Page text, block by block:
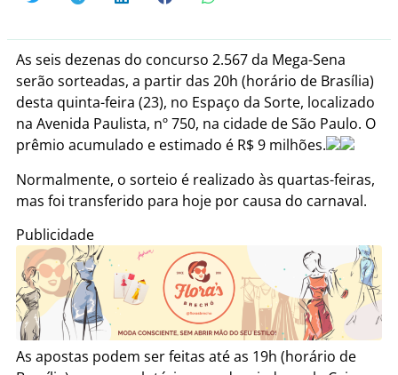
As seis dezenas do concurso 2.567 da Mega-Sena
serão sorteadas, a partir das 20h (horário de Brasília)
desta quinta-feira (23), no Espaço da Sorte, localizado
na Avenida Paulista, nº 750, na cidade de São Paulo. O
prêmio acumulado e estimado é R$ 9 milhões.
Normalmente, o sorteio é realizado às quartas-feiras,
mas foi transferido para hoje por causa do carnaval.
Publicidade
As apostas podem ser feitas até as 19h (horário de